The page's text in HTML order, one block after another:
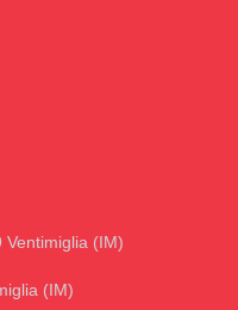
Ventimiglia (IM)
(IM)